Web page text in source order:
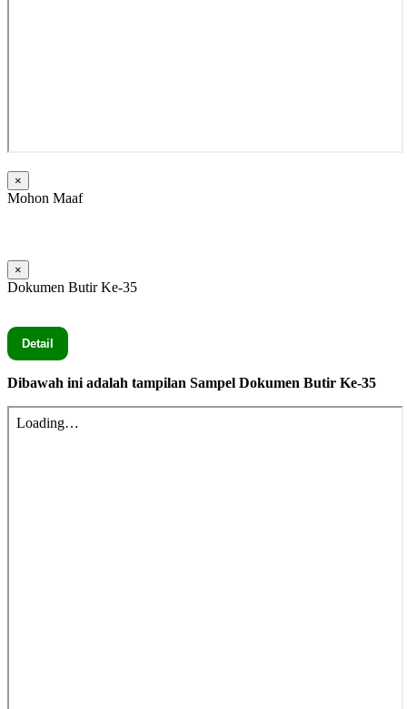
×
Mohon Maaf
×
Dokumen Butir Ke-35
Detail
Dibawah ini adalah tampilan Sampel Dokumen Butir Ke-35